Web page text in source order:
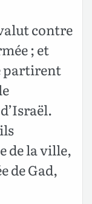
contre
; et
partirent
de la ville,
de Gad,